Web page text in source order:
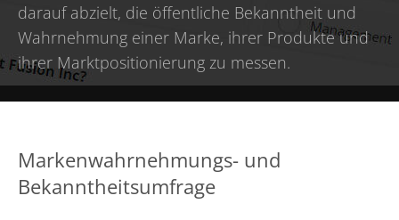
darauf abzielt, die öffentliche Bekanntheit und
Wahrnehmung einer Marke, ihrer Produkte und
ihrer Marktpositionierung zu messen.
Markenwahrnehmungs- und
Bekanntheitsumfrage